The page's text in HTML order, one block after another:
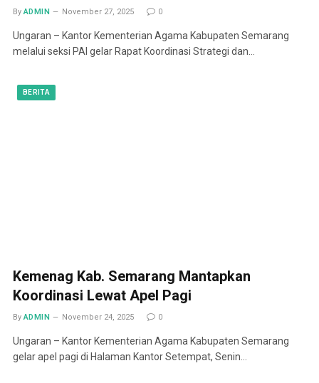
By ADMIN November 27, 2025 0
Ungaran – Kantor Kementerian Agama Kabupaten Semarang
melalui seksi PAI gelar Rapat Koordinasi Strategi dan…
BERITA
Kemenag Kab. Semarang Mantapkan
Koordinasi Lewat Apel Pagi
By ADMIN November 24, 2025 0
Ungaran – Kantor Kementerian Agama Kabupaten Semarang
gelar apel pagi di Halaman Kantor Setempat, Senin…